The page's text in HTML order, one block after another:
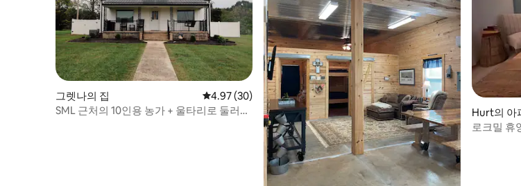
그렛나의 집 평점 4.97점(5점 만점), 후기 30개
4.97 (30)
SML 근처의 10인용 농가 + 울타리로 둘러싸
Hurt의 아
로크밀 휴